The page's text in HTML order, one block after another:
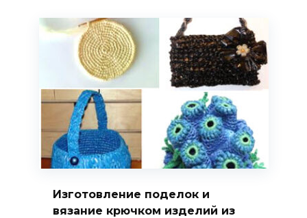
Изготовление поделок и
вязание крючком изделий из